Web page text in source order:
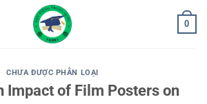
0
CHƯA ĐƯỢC PHÂN LOẠI
Impact of Film Posters on